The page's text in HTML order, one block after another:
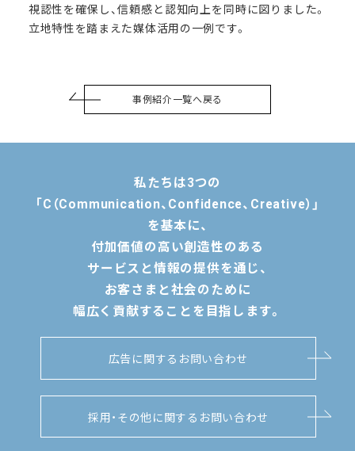
視認性を確保し、信頼感と認知向上を同時に図りました。
立地特性を踏まえた媒体活用の一例です。
事例紹介一覧へ戻る
私たちは3つの
「C（Communication、Confidence、Creative）」
を基本に、
付加価値の高い創造性のある
サービスと情報の提供を通じ、
お客さまと社会のために
幅広く貢献することを目指します。
広告に関するお問い合わせ
採用・その他に関するお問い合わせ